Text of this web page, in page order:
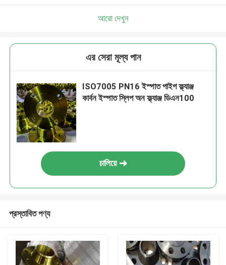
আরো দেখুন
এর সেরা মূল্য পান
ISO7005 PN16 ইস্পাত পাইপ ফ্ল্যাঞ্জ
কার্বন ইস্পাত স্লিপ অন ফ্ল্যাঞ্জ ডিএন100
চালিয়ে
প্রস্তাবিত পণ্য